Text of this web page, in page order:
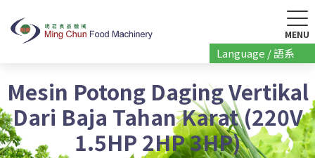
Language / 語系
Mesin Potong Daging Vertikal
Dari Baja Tahan Karat (220V
1.5HP 2HP 3HP)